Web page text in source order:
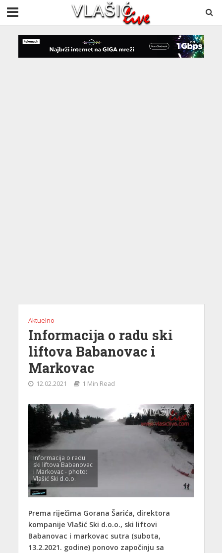
Aktuelno
Informacija o radu ski
liftova Babanovac i
Markovac
12.02.2021 1 Min Read
Informacija o radu
ski liftova Babanovac
i Markovac - photo:
Vlašić Ski d.o.o.
Prema riječima Gorana Šarića, direktora
kompanije Vlašić Ski d.o.o., ski liftovi
Babanovac i markovac sutra (subota,
13.2.2021. godine) ponovo započinju sa